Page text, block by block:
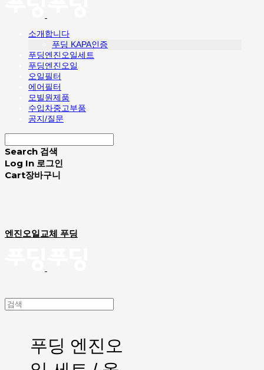
소개합니다
푸딩 KAPA인증
푸딩엔진오일세트
푸딩엔진오일
오일필터
에어필터
모빌원제품
수입차중고부품
공지/질문
Search 검색
Log In 로그인
Cart장바구니
엔진오일교체 푸딩
푸딩 엔진오